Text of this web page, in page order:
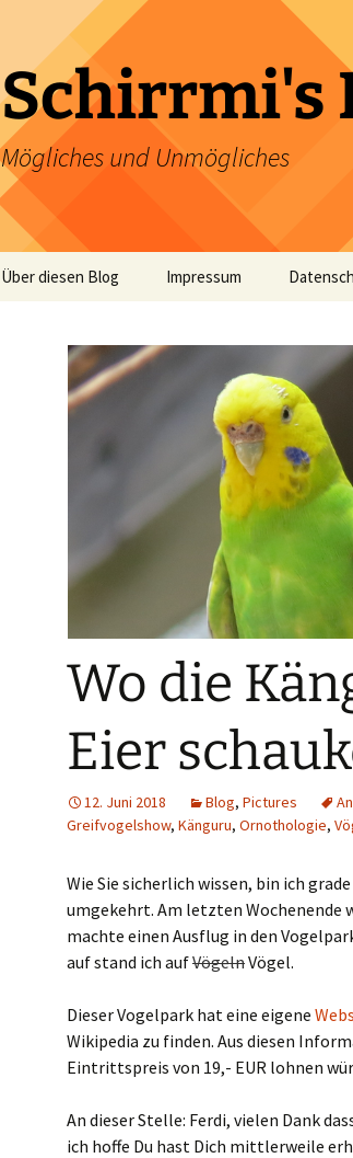
Schirrmi's
Mögliches und Unmögliches
Über diesen Blog Impressum
Wo die
Eier
12. Juni 2018 Blog, Pictures
Greifvogelshow, Känguru, Ornothologie,
Wie Sie sicherlich wissen, bin ich
umgekehrt. Am letzten Wochenende
machte einen Ausflug in den
auf stand ich aufVögelnVögel.
Dieser Vogelpark hat eine eigene
Wikipedia zu finden. Aus diesen
Eintrittspreis von 19,- EUR lohnen
An dieser Stelle: Ferdi, vielen Dank
ich hoffe Du hast Dich mittlerweile